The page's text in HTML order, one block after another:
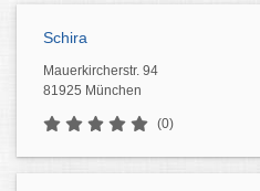
Schira
Mauerkircherstr. 94
81925 München
(0)